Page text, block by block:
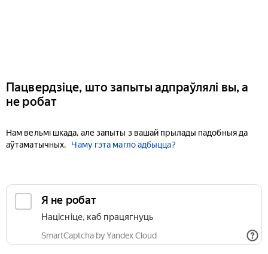
Пацвердзіце, што запыты адпраўлялі вы, а
не робат
Нам вельмі шкада, але запыты з вашай прылады падобныя да
аўтаматычных.
Чаму гэта магло адбыцца?
Я не робат
Націсніце, каб працягнуць
SmartCaptcha by Yandex Cloud